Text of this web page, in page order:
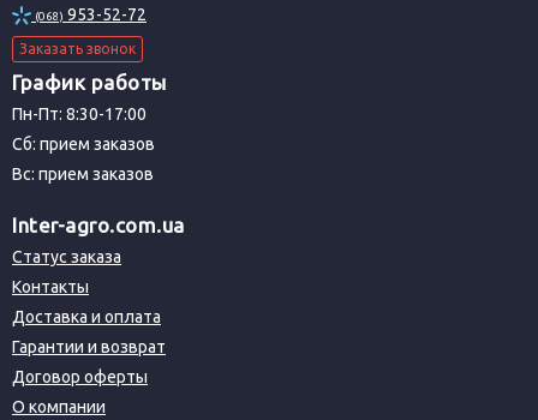
(068) 953-52-72
Заказать звонок
График работы
Пн-Пт: 8:30-17:00
Сб: прием заказов
Вс: прием заказов
Inter-agro.com.ua
Статус заказа
Контакты
Доставка и оплата
Гарантии и возврат
Договор оферты
О компании